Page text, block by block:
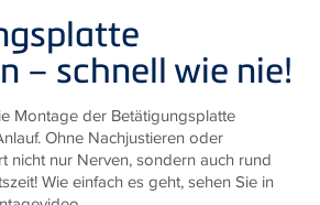
– schnell wie nie!
Montage der Betätigungsplatte
Ohne Nachjustieren oder
nicht nur Nerven, sondern auch rund
Wie einfach es geht, sehen Sie in